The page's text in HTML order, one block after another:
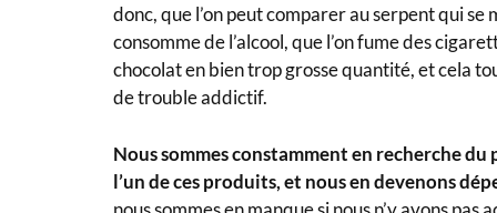
donc, que l’on peut comparer au serpent qui
consomme de l’alcool, que l’on fume des
chocolat en bien trop grosse quantité, et cela
de trouble addictif.
Nous sommes constamment en recherche du
l’un de ces produits, et nous en devenons